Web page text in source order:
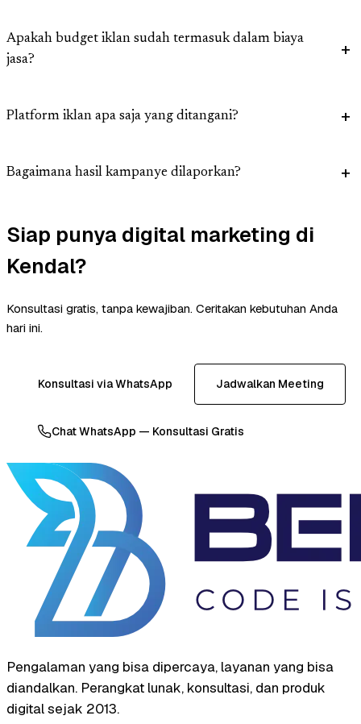
Apakah budget iklan sudah termasuk dalam biaya
jasa?
Platform iklan apa saja yang ditangani?
Bagaimana hasil kampanye dilaporkan?
Siap punya digital marketing di
Kendal?
Konsultasi gratis, tanpa kewajiban. Ceritakan kebutuhan Anda
hari ini.
Konsultasi via WhatsApp Jadwalkan Meeting
Chat WhatsApp — Konsultasi Gratis
Pengalaman yang bisa dipercaya, layanan yang bisa
diandalkan. Perangkat lunak, konsultasi, dan produk
digital sejak 2013.